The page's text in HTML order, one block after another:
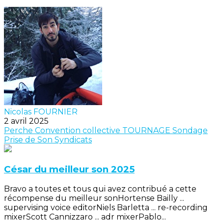
Nicolas FOURNIER
2 avril 2025
Perche Convention collective TOURNAGE Sondage
Prise de Son Syndicats
César du meilleur son 2025
Bravo a toutes et tous qui avez contribué a cette
récompense du meilleur sonHortense Bailly ...
supervising voice editorNiels Barletta ... re-recording
mixerScott Cannizzaro ... adr mixerPablo...